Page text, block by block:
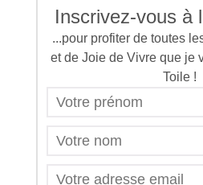
Inscrivez-vous à
...pour profiter de toutes
et de Joie de Vivre que je
Toile !